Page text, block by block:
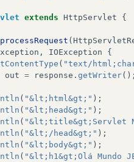
extends HttpServlet {
processRequest (
, IOException
{
( "text/
out = response . getWriter
( "&lt;html&gt;" );
( "&lt;head&gt;" );
( "&lt;title&gt;Servlet
( "&lt;/head&gt;" );
( "&lt;body&gt;" );
( "&lt;h1&gt;Olá Mundo